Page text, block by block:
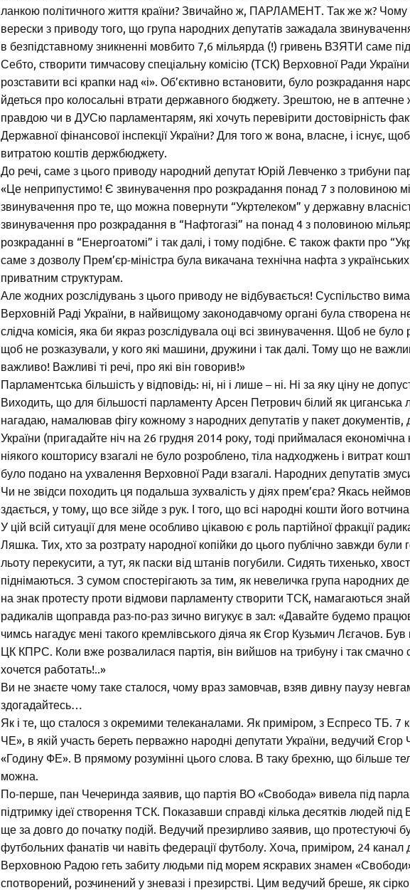
ланкою політичного життя країни? Звичайно ж, ПАРЛАМЕНТ. Так же ж? Чому ж
верески з приводу того, що група народних депутатів зажадала
в безпідставному зникненні мовбито 7,6 мільярда (!) гривень ВЗЯТИ саме
Себто, створити тимчасову спеціальну комісію (ТСК) Верховної Ради України
розставити всі крапки над «і». Об’єктивно встановити, було розкрадання
йдеться про колосальні втрати державного бюджету. Зрештою, не в аптечне
правдою чи в ДУСю парламентарям, які хочуть перевірити достовірність
Державної фінансової інспекції України? Для того ж вона, власне, і існує,
витратою коштів держбюджету.
До речі, саме з цього приводу народний депутат Юрій Левченко з трибуни
«Це неприпустимо! Є звинувачення про розкрадання понад 7 з половиною
звинувачення про те, що можна повернути “Укртелеком” у державну
звинувачення про розкрадання в “Нафтогазі” на понад 4 з половиною
розкраданні в “Енергоатомі” і так далі, і тому подібне. Є також факти про
саме з дозволу Прем’єр-міністра була викачана технічна нафта з
приватним структурам.
Але жодних розслідувань з цього приводу не відбувається! Суспільство
Верховній Раді України, в найвищому законодавчому органі була створена
слідча комісія, яка би якраз розслідувала оці всі звинувачення. Щоб не
щоб не розказували, у кого які машини, дружини і так далі. Тому що не
важливо! Важливі ті речі, про які він говорив!»
Парламентська більшість у відповідь: ні, ні і лише – ні. Ні за яку ціну не
Виходить, що для більшості парламенту Арсен Петрович білий як циганська
нагадаю, намалював фігу кожному з народних депутатів у пакет
України (пригадайте ніч на 26 грудня 2014 року, тоді приймалася економічна
ніякого кошторису взагалі не було розроблено, тіла надходжень і витрат
було подано на ухвалення Верховної Ради взагалі. Народних депутатів
Чи не звідси походить ця подальша зухвалість у діях прем’єра? Якась
здається, у тому, що все зійде з рук. І того, що всі народні кошти його
У цій всій ситуації для мене особливо цікавою є роль партійної фракції
Ляшка. Тих, хто за розтрату народної копійки до цього публічно завжди були
льоту перекусити, а тут, як паски від штанів погубили. Сидять тихенько,
піднімаються. З сумом спостерігають за тим, як невеличка група народних
на знак протесту проти відмови парламенту створити ТСК, намагаються
радикалів щоправда раз-по-раз зично вигукує в зал: «Давайте будемо
чимсь нагадує мені такого кремлівського діяча як Єгор Кузьмич Лєгачов.
ЦК КПРС. Коли вже розвалилася партія, він вийшов на трибуну і так смачно
хочется работать!..»
Ви не знаєте чому таке сталося, чому враз замовчав, взяв дивну паузу
здогадайтесь…
Як і те, що сталося з окремими телеканалами. Як приміром, з Еспресо ТБ. 7
ЧЕ», в якій участь береть перважно народні депутати України, ведучий Єгор
«Годину ФЕ». В прямому розумінні цього слова. В таку брехню, що більше
можна.
По-перше, пан Чечеринда заявив, що партія ВО «Свобода» вивела під
підтримку ідеї створення ТСК. Показавши справді кілька десятків людей
ще за довго до початку подій. Ведучий презирливо заявив, що протестуючі
футбольних фанатів чи навіть федерації футболу. Хоча, приміром, 24
Верховною Радою геть забиту людьми під морем яскравих знамен
спотворений, розчинений у зневазі і презирстві. Цим ведучий бреше, як сірко